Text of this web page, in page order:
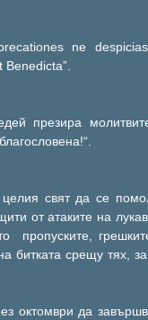
ne
презира
свят да се
от атаките на
пропуските,
битката срещу тях,
октомври да